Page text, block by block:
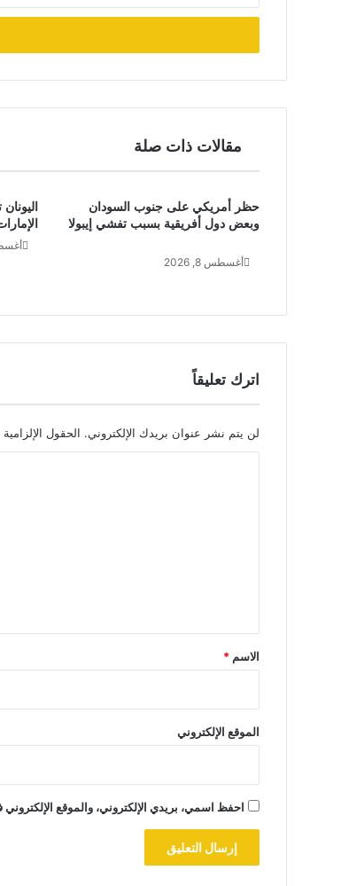
الإلكتروني
مقالات ذات صلة
أغسطس
حظر أمريكي على جنوب السودان
وبعض دول أفريقية بسبب تفشي إيبولا
أغسطس 8, 2026
اترك تعليقاً
لن يتم نشر عنوان بريدك الإلكتروني. الحقول
*
الاسم *
الموقع الإلكتروني
احفظ اسمي، بريدي الإلكتروني، والموقع